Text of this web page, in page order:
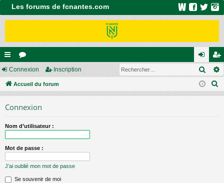
Les forums de fcnantes.com
ac
co
s
or
u
on
ne
ns
cri
Connexion Inscription
Accueil du forum
Connexion
Nom d’utilisateur :
Mot de passe :
J’ai oublié mon mot de passe
Se souvenir de moi